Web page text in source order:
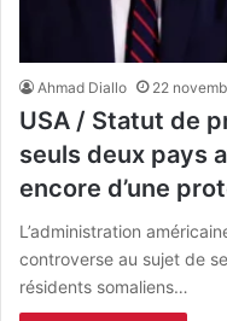
Ahmad Diallo 22
USA / Statut de
seuls deux pays
encore d’une
L’administration
controverse au sujet de
résidents somaliens…